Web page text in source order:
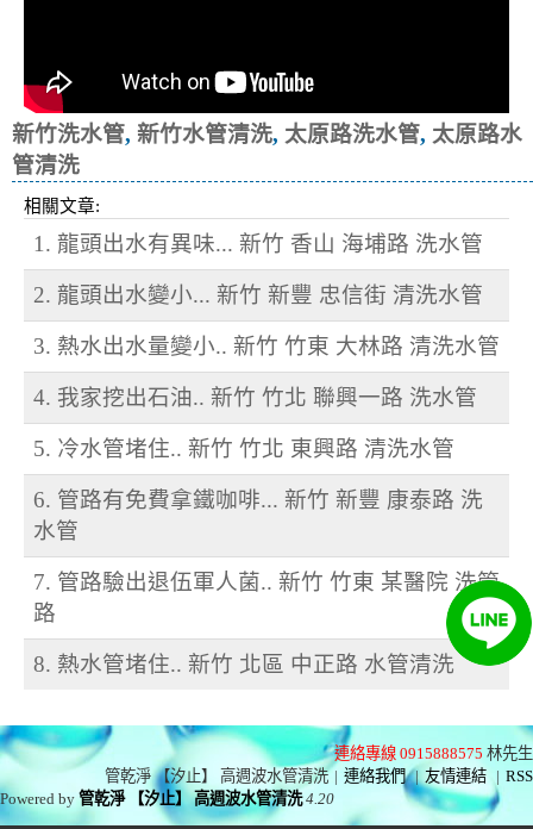
新竹洗水管, 新竹水管清洗, 太原路洗水管, 太原路水
管清洗
相關文章:
1. 龍頭出水有異味... 新竹 香山 海埔路 洗水管
2. 龍頭出水變小... 新竹 新豐 忠信街 清洗水管
3. 熱水出水量變小.. 新竹 竹東 大林路 清洗水管
4. 我家挖出石油.. 新竹 竹北 聯興一路 洗水管
5. 冷水管堵住.. 新竹 竹北 東興路 清洗水管
6. 管路有免費拿鐵咖啡... 新竹 新豐 康泰路 洗
水管
7. 管路驗出退伍軍人菌.. 新竹 竹東 某醫院 洗管
路
8. 熱水管堵住.. 新竹 北區 中正路 水管清洗
連絡專線 0915888575 林先生
管乾淨 【汐止】 高週波水管清洗 | 連絡我們 | 友情連結 | RSS
Powered by管乾淨 【汐止】 高週波水管清洗 4.20